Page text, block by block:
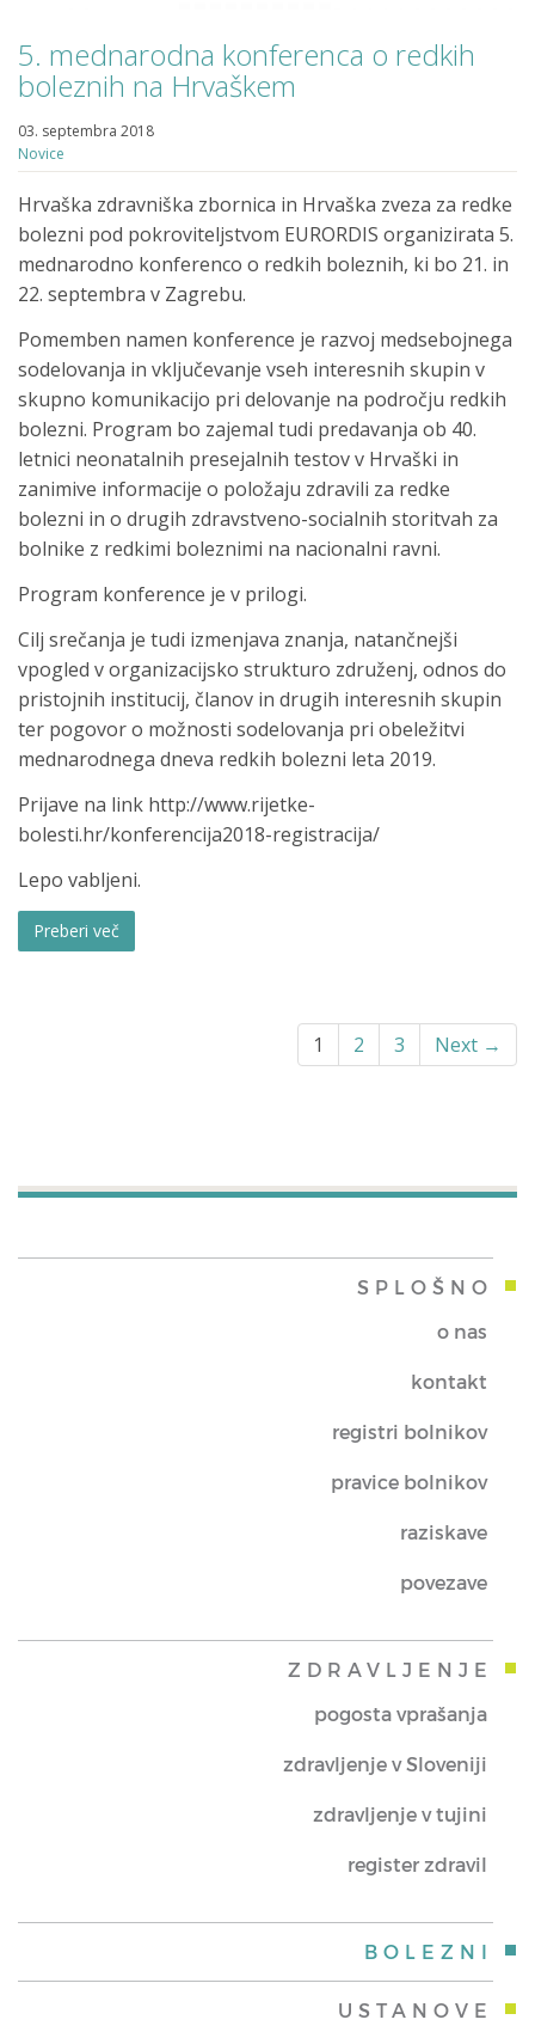
5. mednarodna konferenca o redkih
boleznih na Hrvaškem
03. septembra 2018
Novice
Hrvaška zdravniška zbornica in Hrvaška zveza za redke
bolezni pod pokroviteljstvom EURORDIS organizirata 5.
mednarodno konferenco o redkih boleznih, ki bo 21. in
22. septembra v Zagrebu.
Pomemben namen konference je razvoj medsebojnega
sodelovanja in vključevanje vseh interesnih skupin v
skupno komunikacijo pri delovanje na področju redkih
bolezni. Program bo zajemal tudi predavanja ob 40.
letnici neonatalnih presejalnih testov v Hrvaški in
zanimive informacije o položaju zdravili za redke
bolezni in o drugih zdravstveno-socialnih storitvah za
bolnike z redkimi boleznimi na nacionalni ravni.
Program konference je v prilogi.
Cilj srečanja je tudi izmenjava znanja, natančnejši
vpogled v organizacijsko strukturo združenj, odnos do
pristojnih institucij, članov in drugih interesnih skupin
ter pogovor o možnosti sodelovanja pri obeležitvi
mednarodnega dneva redkih bolezni leta 2019.
Prijave na link http://www.rijetke-
bolesti.hr/konferencija2018-registracija/
Lepo vabljeni.
Preberi več
1 2 3 Next →
SPLOŠNO
o nas
kontakt
registri bolnikov
pravice bolnikov
raziskave
povezave
ZDRAVLJENJE
pogosta vprašanja
zdravljenje v Sloveniji
zdravljenje v tujini
register zdravil
BOLEZNI
USTANOVE